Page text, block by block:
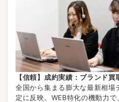
【信頼】成約実績：ブランド
全国から集まる膨大な最新相場
定に反映。WEB特化の機動力